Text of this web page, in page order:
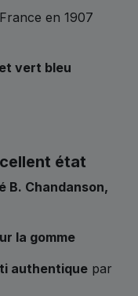
en 1907
vert bleu
état
B. Chandanson,
la gomme
authentique par